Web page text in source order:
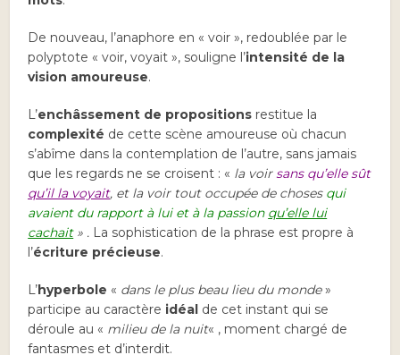
De nouveau, l’anaphore en « voir », redoublée par le
polyptote « voir, voyait », souligne l’intensité de la
vision amoureuse.
L’enchâssement de propositions restitue la
complexité de cette scène amoureuse où chacun
s’abîme dans la contemplation de l’autre, sans jamais
que les regards ne se croisent : « la voirsans qu’elle sût
qu’il la voyait, et la voir tout occupée de choses qui
avaient du rapport à lui et à la passion qu’elle lui
cachait» . La sophistication de la phrase est propre à
l’écriture précieuse.
L’hyperbole « dans le plus beau lieu du monde»
participe au caractère idéal de cet instant qui se
déroule au « milieu de la nuit« , moment chargé de
fantasmes et d’interdit.